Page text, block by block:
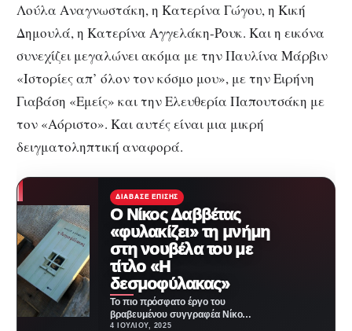
Λούλα Αναγνωστάκη, η Κατερίνα Γώγου, η Κική
Δημουλά, η Κατερίνα Αγγελάκη-Ρουκ. Και η εικόνα
συνεχίζει μεγαλώνει ακόμα με την Παυλίνα Μάρβιν
«Ιστορίες απ’ όλον τον κόσμο μου», με την Ειρήνη
Γιαβάση «Εμείς» και την Ελευθερία Παπουτσάκη με
τον «Αόριστο». Και αυτές είναι μια μικρή
δειγματοληπτική αναφορά.
ΔΙΆΒΑΣΕ ΕΠΊΣΗΣ
Ο Νίκος Δαββέτας
«φυλακίζει» τη μνήμη
στη νουβέλα του με
τίτλο «Η
δεσμοφύλακας»
Το πιο πρόσφατο έργο του
βραβευμένου συγγραφέα Νίκου
Δαββέτα είναι η νουβέλα με τίτλο
4 ΙΟΥΛΊΟΥ, 2025